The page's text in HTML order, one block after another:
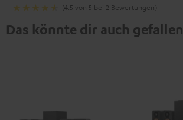
(4.5 von 5 bei 2 Bewertungen)
Das könnte dir auch gefallen